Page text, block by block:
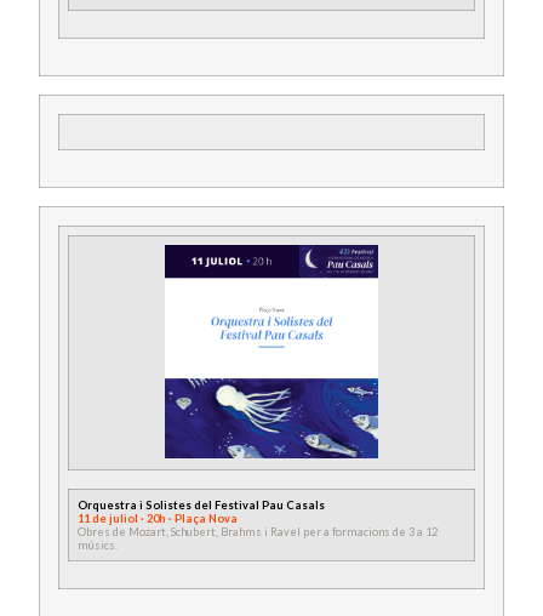
Orquestra i Solistes del Festival Pau Casals
11 de juliol · 20h · Plaça Nova
Obres de Mozart, Schubert, Brahms i Ravel per a formacions de 3 a 12
músics.